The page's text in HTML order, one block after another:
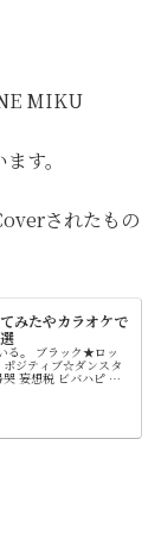
MIKU
す。
されたもの
みたやカラオケで
る。 ブラック★ロッ
ポジティブ☆ダンスタ
妄想税 ビバハピ タ